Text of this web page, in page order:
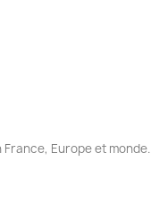
Europe et monde.